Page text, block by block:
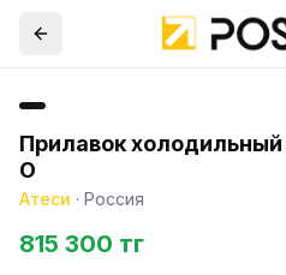
Прилавок
О
Атеси · Россия
815 300 тг